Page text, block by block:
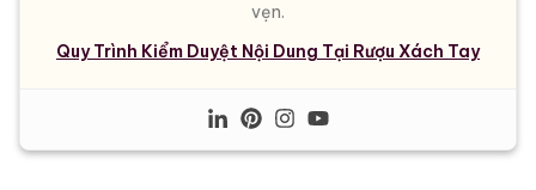
vẹn.
Quy Trình Kiểm Duyệt Nội Dung Tại Rượu Xách Tay